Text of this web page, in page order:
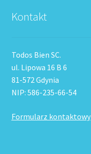
Kontakt
Todos Bien SC.
ul. Lipowa 16 B 6
81-572 Gdynia
NIP: 586-235-66-54
Formularz kontaktowy